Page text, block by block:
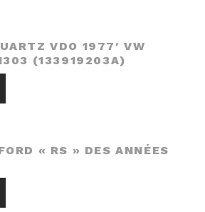
VDO 1977′ VW
(133919203A)
« RS » DES ANNÉES